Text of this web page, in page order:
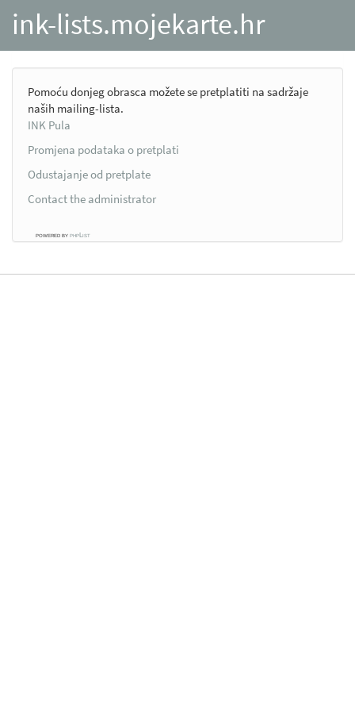
ink-lists.mojekarte.hr
Pomoću donjeg obrasca možete se pretplatiti na sadržaje
naših mailing-lista.
INK Pula
Promjena podataka o pretplati
Odustajanje od pretplate
Contact the administrator
powered by phpList